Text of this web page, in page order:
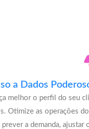
a Dados
melhor o perfil do seu
Otimize as operações
prever a demanda,